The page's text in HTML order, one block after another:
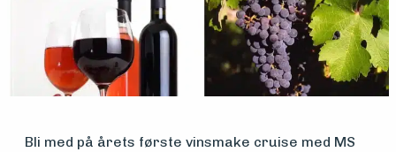
Søk
Bli med på årets første vinsmake cruise med MS